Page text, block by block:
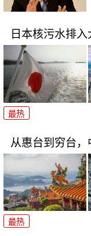
日本核污水排
最热
从惠台到穷台
最热